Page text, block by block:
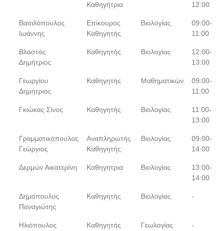
Καθηγήτρια
12:00
Βασιλόπουλος
Ιωάννης
Επίκουρος
Καθηγητής
Βιολογίας
09:00-
11:00
Βλαστός
Δημήτριος
Καθηγητής Βιολογίας
12:00-
13:00
Γεωργίου
Δημήτριος
Καθηγητής Μαθηματικών
09:00-
11:00
Γκιώκας Σίνος Καθηγητής Βιολογίας
11:00-
13:00
Γραμματικόπουλος
Γεώργιος
Αναπληρωτής
Καθηγητής
Βιολογίας
09:00-
14:00
Δερμών Αικατερίνη Καθηγητρια Βιολογίας
13:00-
14:00
Δημόπουλος
Παναγιώτης
Καθηγητής Βιολογίας -
Ηλιόπουλος
Καθηγητής Γεωλογίας -